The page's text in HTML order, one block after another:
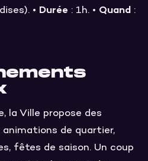
• Durée : 1h. • Quand :
la Ville propose des
de quartier,
fêtes de saison. Un coup